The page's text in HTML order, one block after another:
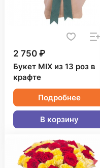
2 750 ₽
Букет MIX из 13 роз в
крафте
Подробнее
В корзину